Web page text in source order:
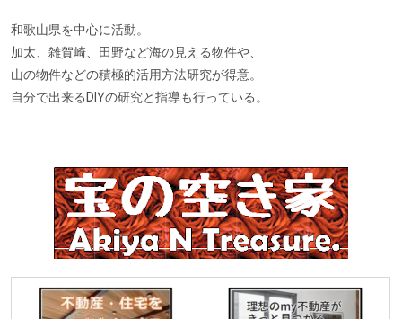
和歌山県を中心に活動。
加太、雑賀崎、田野など海の見える物件や、
山の物件などの積極的活用方法研究が得意。
自分で出来るDIYの研究と指導も行っている。